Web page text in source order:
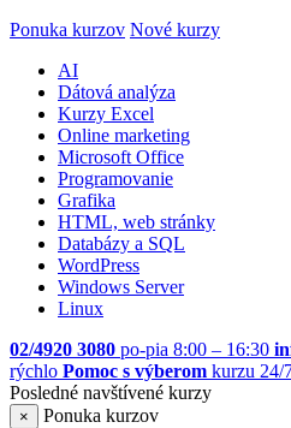
Ponuka kurzov Nové kurzy
AI
Dátová analýza
Kurzy Excel
Online marketing
Microsoft Office
Programovanie
Grafika
HTML, web stránky
Databázy a SQL
WordPress
Windows Server
Linux
02/4920 3080 po-pia 8:00 – 16:30
rýchlo Pomoc s výberom kurzu 24/
Posledné navštívené kurzy
×
Ponuka kurzov